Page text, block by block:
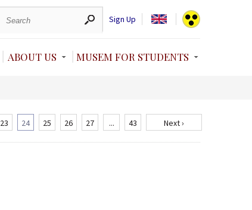
Sign Up
ABOUT US MUSEM FOR STUDENTS
23 24 25 26 27 ... 43 Next ›